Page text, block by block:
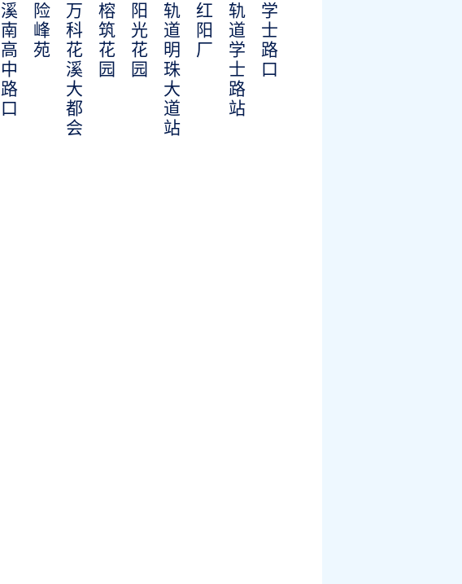
溪
南
高
中
路
口
险
峰
苑
万
科
花
溪
大
都
会
榕
筑
花
园
阳
光
花
园
轨
道
明
珠
大
道
站
红
阳
厂
轨
道
学
士
路
站
学
士
路
口